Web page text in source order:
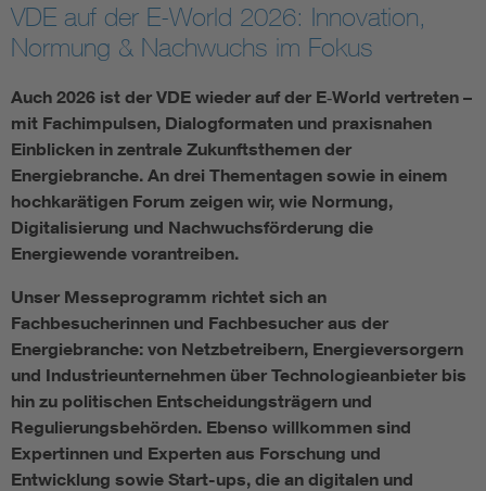
Assisted Living
Energy efficiency
Energy storage
Functional safety
VDE auf der E-World 2026: Innovation,
Normung & Nachwuchs im Fokus
Auch 2026 ist der VDE wieder auf der E‑World vertreten –
mit Fachimpulsen, Dialogformaten und praxisnahen
Einblicken in zentrale Zukunftsthemen der
Energiebranche. An drei Thementagen sowie in einem
hochkarätigen Forum zeigen wir, wie Normung,
Digitalisierung und Nachwuchsförderung die
Energiewende vorantreiben.
Unser Messeprogramm richtet sich an
Fachbesucherinnen und Fachbesucher aus der
Energiebranche: von Netzbetreibern, Energieversorgern
und Industrieunternehmen über Technologieanbieter bis
hin zu politischen Entscheidungsträgern und
Regulierungsbehörden. Ebenso willkommen sind
Expertinnen und Experten aus Forschung und
Entwicklung sowie Start-ups, die an digitalen und